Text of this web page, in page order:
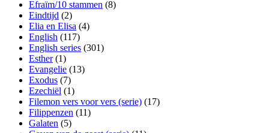
Efraïm/10 stammen (8)
Eindtijd (2)
Elia en Elisa (4)
English (117)
English series (301)
Esther(1)
Evangelie (13)
Exodus (7)
Ezechiël (1)
Filemon vers voor vers (serie) (17)
Filippenzen (11)
Galaten (5)